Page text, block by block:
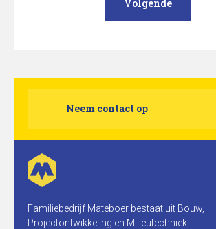
Volgende
Neem contact op
Familiebedrijf Mateboer bestaat uit Bouw,
Projectontwikkeling en Milieutechniek.